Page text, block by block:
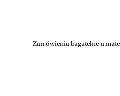
Zamówienia bagatelne a